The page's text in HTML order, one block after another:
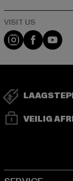
Visit ourVisit our
VEILIG